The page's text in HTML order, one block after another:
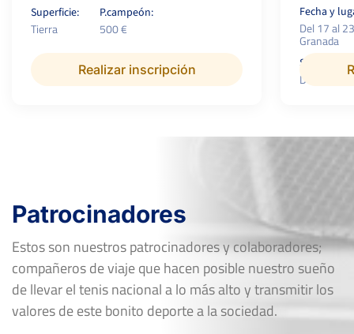
Superficie:
Tierra
P.campeón:
500 €
Realizar inscripción
Fecha y
Del 17 al
Granada
Superficie:
Dura
Patrocinadores
Estos son nuestros patrocinadores y colaboradores;
compañeros de viaje que hacen posible nuestro sueño
de llevar el tenis nacional a lo más alto y transmitir los
valores de este bonito deporte a la sociedad.